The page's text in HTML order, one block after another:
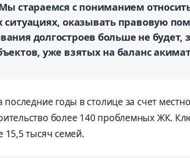
стараемся с пониманием
ситуациях, оказывать правовую
долгостроев больше не будет,
уже взятых на баланс
последние годы в столице за счет
более 140 проблемных ЖК.
15,5 тысяч семей.